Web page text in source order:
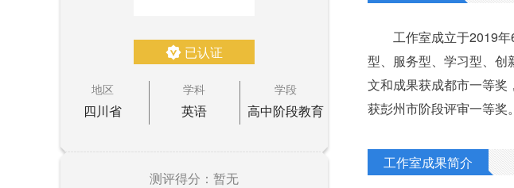
已认证
地区
四川省
学科
英语
学段
高中阶段教育
测评得分：暂无
工作室成立于2019
型、服务型、学习型、
文和成果获成都市一等奖
获彭州市阶段评审一等奖。
工作室成果简介